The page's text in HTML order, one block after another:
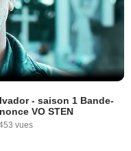
- saison 1 Bande-
VO STEN
vues